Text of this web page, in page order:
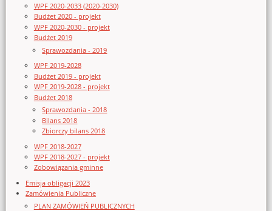
WPF 2020-2033 (2020-2030)
Budżet 2020 - projekt
WPF 2020-2030 - projekt
Budżet 2019
Sprawozdania - 2019
WPF 2019-2028
Budżet 2019 - projekt
WPF 2019-2028 - projekt
Budżet 2018
Sprawozdania - 2018
Bilans 2018
Zbiorczy bilans 2018
WPF 2018-2027
WPF 2018-2027 - projekt
Zobowiązania gminne
Emisja obligacji 2023
Zamówienia Publiczne
PLAN ZAMÓWIEŃ PUBLICZNYCH